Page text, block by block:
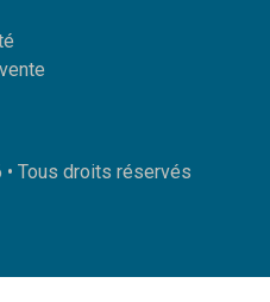
• Tous droits réservés